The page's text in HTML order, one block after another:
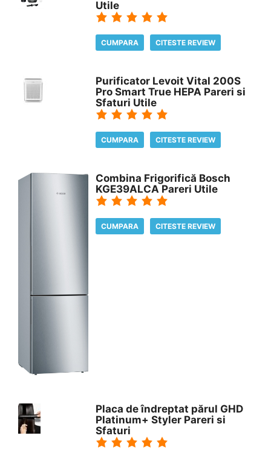
Utile
CUMPARA CITESTE REVIEW
Purificator Levoit Vital 200S
Pro Smart True HEPA Pareri si
Sfaturi Utile
CUMPARA CITESTE REVIEW
Combina Frigorifică Bosch
KGE39ALCA Pareri Utile
CUMPARA CITESTE REVIEW
Placa de îndreptat părul GHD
Platinum+ Styler Pareri si
Sfaturi